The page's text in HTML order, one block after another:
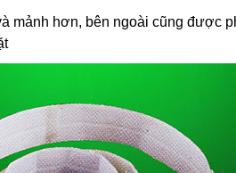
mảnh hơn, bên ngoài cũng được